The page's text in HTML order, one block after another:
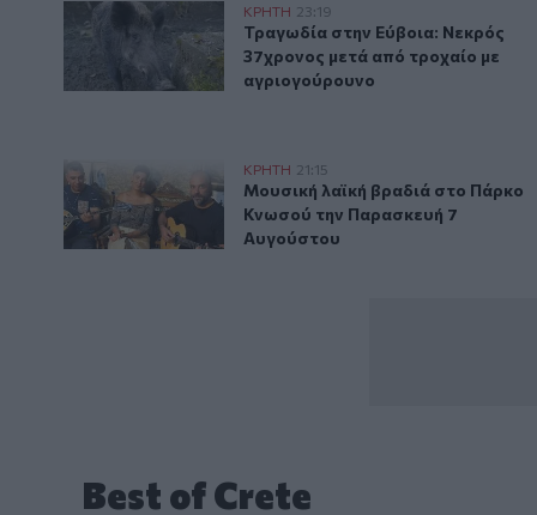
Τραγωδία στην Εύβοια: Νεκρός 37χρονος μετά από
ΚΡΗΤΗ 23:19
Τραγωδία στην Εύβοια: Νεκρός
Τραγωδία στην Εύβοια: Νεκρός
37χρονος μετά από τροχαίο με
αγριογούρουνο
Μουσική λαϊκή βραδιά στο Πάρκο Κνωσού την
ΚΡΗΤΗ 21:15
Μουσική λαϊκή βραδιά στο
Μουσική λαϊκή βραδιά στο Πάρκο
Κνωσού την Παρασκευή 7
Αυγούστου
Best of Crete